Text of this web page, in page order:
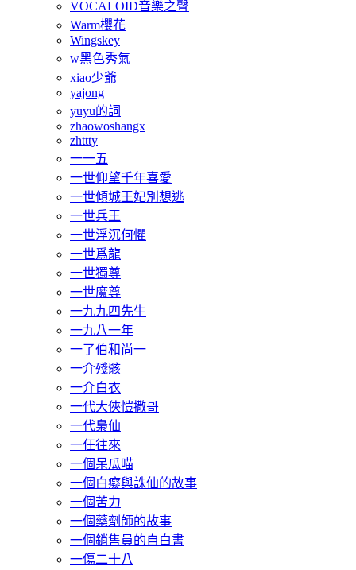
VOCALOID音樂之聲
Warm櫻花
Wingskey
w黑色秀氣
xiao少爺
yajong
yuyu的詞
zhaowoshangx
zhttty
一一五
一世仰望千年喜愛
一世傾城王妃別想逃
一世兵王
一世浮沉何懼
一世爲龍
一世獨尊
一世魔尊
一九九四先生
一九八一年
一了伯和尚一
一介殘骸
一介白衣
一代大俠愷撒哥
一代梟仙
一任往來
一個呆瓜喵
一個白癡與誅仙的故事
一個苦力
一個藥劑師的故事
一個銷售員的自白書
一傷二十八